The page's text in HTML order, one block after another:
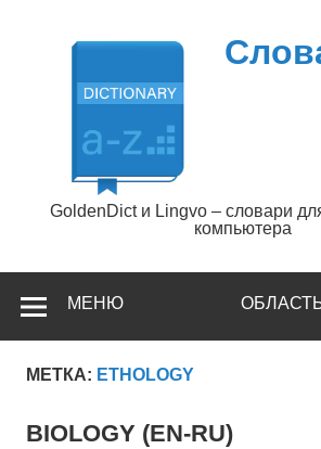
содержимому
GoldenDict и Lingvo – словари
компьютера
МЕНЮ
МЕТКА: ETHOLOGY
BIOLOGY (EN-RU)